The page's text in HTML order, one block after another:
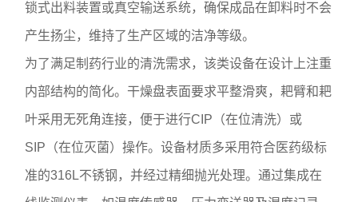
锁式出料装置或真空输送系统，确保成品在卸料时不会
产生扬尘，维持了生产区域的洁净等级。
为了满足制药行业的清洗需求，该类设备在设计上注重
内部结构的简化。干燥盘表面要求平整滑爽，耙臂和耙
叶采用无死角连接，便于进行CIP（在位清洗）或
SIP（在位灭菌）操作。设备材质多采用符合医药级标
准的316L不锈钢，并经过精细抛光处理。通过集成在